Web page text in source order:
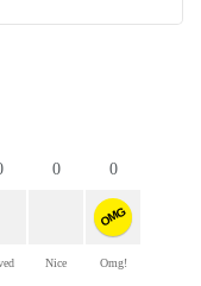
0
Nice
0
OMG
Omg!